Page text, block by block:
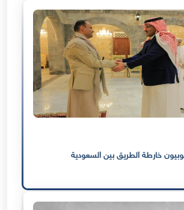
خارطة الطريق بين السعودية